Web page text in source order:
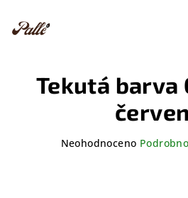
obsah
Tekutá barva
Neohodnoceno